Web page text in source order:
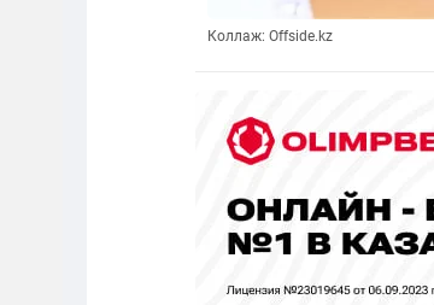
Коллаж: Offside.kz